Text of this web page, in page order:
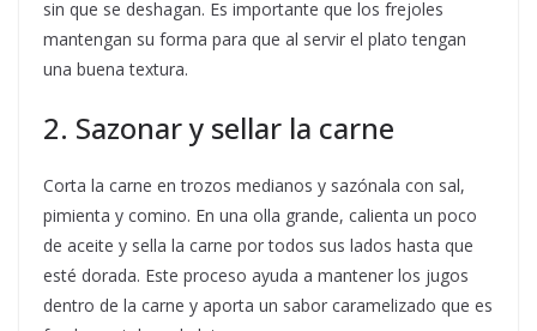
sin que se deshagan. Es importante que los frejoles
mantengan su forma para que al servir el plato tengan
una buena textura.
2. Sazonar y sellar la carne
Corta la carne en trozos medianos y sazónala con sal,
pimienta y comino. En una olla grande, calienta un poco
de aceite y sella la carne por todos sus lados hasta que
esté dorada. Este proceso ayuda a mantener los jugos
dentro de la carne y aporta un sabor caramelizado que es